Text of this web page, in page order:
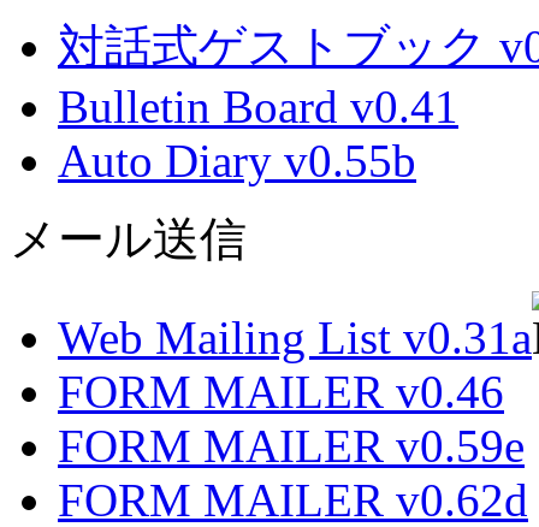
対話式ゲストブック
Bulletin Board v0.41
Auto Diary v0.55b
メール送信
Web Mailing List v0.31a
FORM MAILER v0.46
FORM MAILER v0.59e
FORM MAILER v0.62d